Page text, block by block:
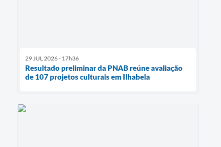
29 JUL 2026 - 17h36
Resultado preliminar da PNAB reúne avaliação
de 107 projetos culturais em Ilhabela